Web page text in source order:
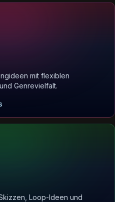
mit flexiblen
Genrevielfalt.
Loop-Ideen und